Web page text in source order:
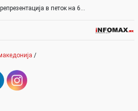
в петок на 6…
/